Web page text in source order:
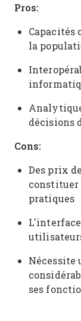
Pros:
Capacités
la
décisions
Cons:
Des prix
constituer
pratiques
Nécessite
ses